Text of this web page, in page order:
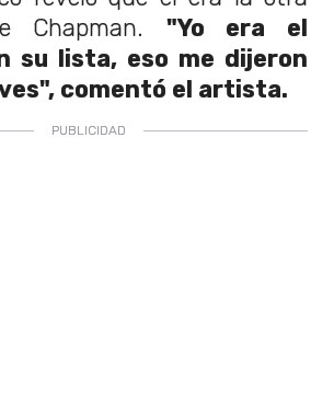
Chapman. "Yo era el
su lista, eso me dijeron
comentó el artista.